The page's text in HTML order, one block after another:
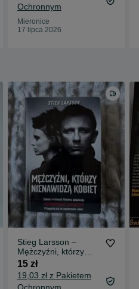
Ochronnym
Mieronice
17 lipca 2026
Stieg Larsson –
Mężczyźni, którzy
nienawidzą kobiet
15 zł
19,03 zł z Pakietem